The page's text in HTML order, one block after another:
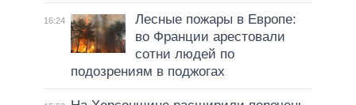
16:24
Лесные пожары в Европе:
во Франции арестовали
сотни людей по
подозрениям в поджогах